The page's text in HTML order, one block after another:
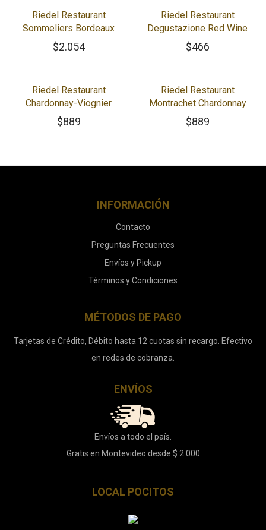
Riedel Restaurant
Sommeliers Bordeaux
$2.054
Riedel Restaurant
Degustazione Red Wine
$466
Riedel Restaurant
Chardonnay-Viognier
$889
Riedel Restaurant
Montrachet Chardonnay
$889
INFORMACIÓN
Contacto
Preguntas Frecuentes
Envíos y Pickup
Términos y Condiciones
MÉTODOS DE PAGO
Tarjetas de Crédito, Débito hasta 12 cuotas sin recargo. Efectivo
en redes de cobranza.
ENVÍOS
Envíos a todo el país.
Gratis en Montevideo desde $ 2.000
LOCAL POCITOS